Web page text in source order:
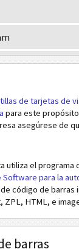
85x54mm
de tarjetas de
para este
asegúrese de
el programa
para la
código de
HTML, e
barras